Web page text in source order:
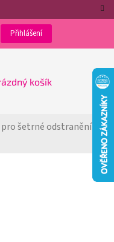
GDPR
Přihlášení
košík
pro šetrné odstranění